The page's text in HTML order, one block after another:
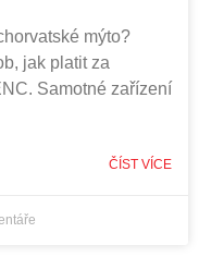
mýto?
jak platit za
Samotné zařízení
ČÍST VÍCE